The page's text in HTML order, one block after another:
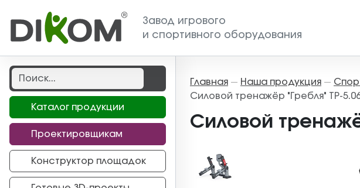
Завод игрового
и спортивного оборудования
Каталог продукции
Проектировщикам
Конструктор площадок
Главная — Наша продукция —
Силовой тренажёр "Гребля" ТР-
Силовой